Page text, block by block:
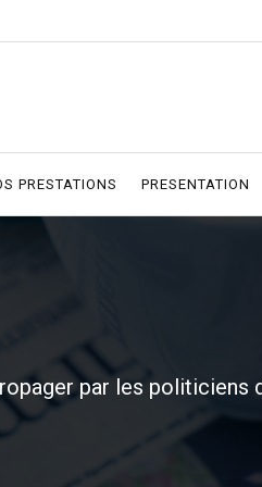
PRESTATIONS PRESENTATION
par les